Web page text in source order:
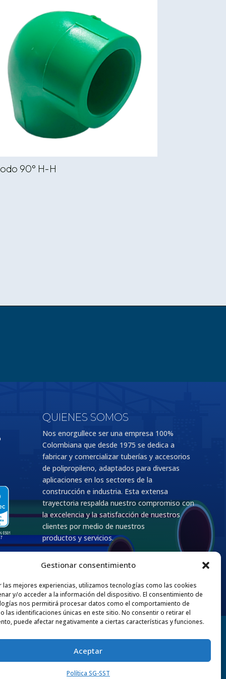
Gestionar consentimiento
las mejores experiencias, utilizamos tecnologías como las cookies
y/o acceder a la información del dispositivo. El consentimiento de
nos permitirá procesar datos como el comportamiento de
las identificaciones únicas en este sitio. No consentir o retirar el
puede afectar negativamente a ciertas características y funciones.
Aceptar
Política SG-SST
90° H-H
QUIENES SOMOS
Nos enorgullece ser una empresa 100%
Colombiana que desde 1975 se dedica a
fabricar y comercializar tuberías y accesorios
de polipropileno, adaptados para diversas
aplicaciones en los sectores de la
construcción e industria. Esta extensa
trayectoria respalda nuestro compromiso con
la excelencia y la satisfacción de nuestros
clientes por medio de nuestros
productos y servicios.